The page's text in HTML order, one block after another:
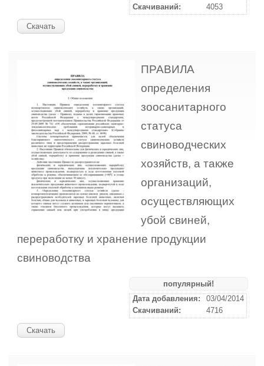
Скачиваний:
4053
Скачать
ПРАВИЛА
определения
зоосанитарного
статуса
свиноводческих
хозяйств, а также
организаций,
осуществляющих
убой свиней,
переработку и хранение продукции
свиноводства
популярный!
Дата добавления:
03/04/2014
Скачиваний:
4716
Скачать